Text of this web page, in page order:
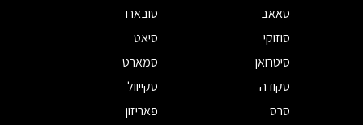
סאאב
סובארו
סוזוקי
סיאט
סיטרואן
סמארט
סקודה
סקייוול
סרס
פאריזון